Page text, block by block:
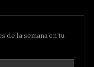
de la semana en tu